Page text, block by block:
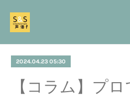
2024.04.23 05:30
【コラム】プ